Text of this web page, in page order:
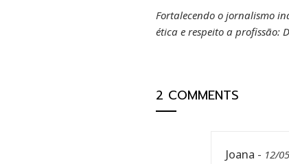
Fortalecendo o jornalismo
ética e respeito a profissão:
2 COMMENTS
Joana - 12/